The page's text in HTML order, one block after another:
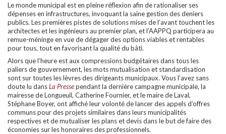
Le monde municipal est en pleine réflexion afin de rationaliser ses
dépenses en infrastructures, invoquant la saine gestion des deniers
publics. Les premières pistes de solutions mises de l’avant touchent les
architectes et les ingénieurs au premier plan, et l’AAPPQ participera au
remue-méninge en vue de dégager des options viables et rentables
pour tous, tout en favorisant la qualité du bâti.
Alors que l’heure est aux compressions budgétaires dans tous les
paliers de gouvernement, les mots mutualisation et standardisation
sont sur toutes les lèvres des dirigeants municipaux. Vous l’avez sans
doute lu dansLa Pressependant la dernière campagne municipale, la
mairesse de Longueuil, Catherine Fournier, et le maire de Laval,
Stéphane Boyer, ont affiché leur volonté de lancer des appels d’offres
communs pour des projets similaires dans leurs municipalités
respectives et de mutualiser les plans et devis dans le but de faire des
économies sur les honoraires des professionnels.